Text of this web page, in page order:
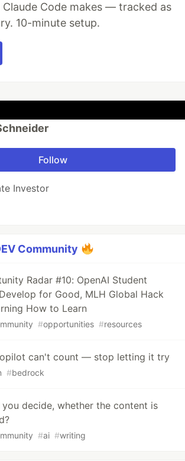
Claude Code makes — tracked as
10-minute setup.
Follow
Investor
Community
Radar #10: OpenAI Student
for Good, MLH Global Hack
How to Learn
#opportunities #resources
can't count — stop letting it try
#bedrock
decide, whether the content is
#ai #writing